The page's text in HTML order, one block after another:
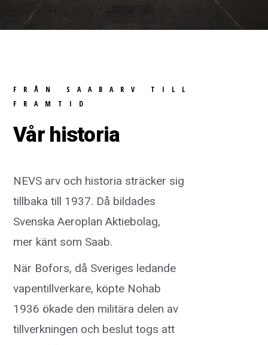
FRÅN SAABARV TILL
FRAMTID
Vår historia
NEVS arv och historia sträcker sig
tillbaka till 1937. Då bildades
Svenska Aeroplan Aktiebolag,
mer känt som Saab.
När Bofors, då Sveriges ledande
vapentillverkare, köpte Nohab
1936 ökade den militära delen av
tillverkningen och beslut togs att